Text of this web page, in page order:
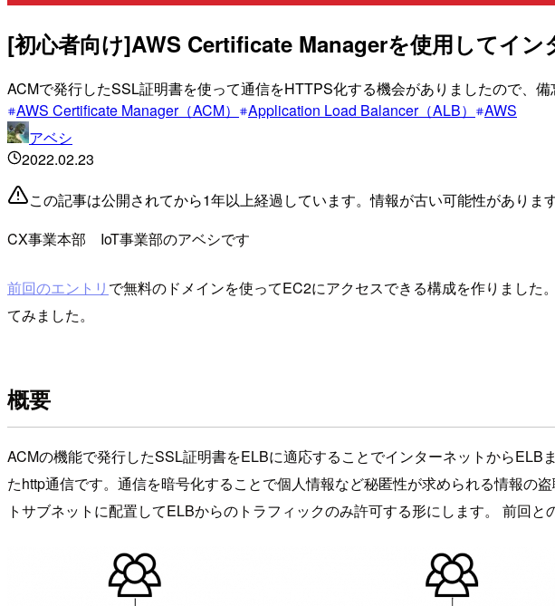
[初心者向け]AWS Certificate Managerを使用してイ
ACMで発行したSSL証明書を使って通信をHTTPS化する機会がありましたので、
AWS Certificate Manager（ACM）
Application Load Balancer（ALB）
AWS
アベシ
2022.02.23
この記事は公開されてから1年以上経過しています。情報が古い可能性がありま
CX事業本部 IoT事業部のアベシです
前回のエントリ で無料のドメインを使ってEC2にアクセスできる構成を作りまし
てみました。
概要
ACMの機能で発行したSSL証明書をELBに適応することでインターネットから
たhttp通信です。通信を暗号化することで個人情報など秘匿性が求められる情報の
トサブネットに配置してELBからのトラフィックのみ許可する形にします。 前回と